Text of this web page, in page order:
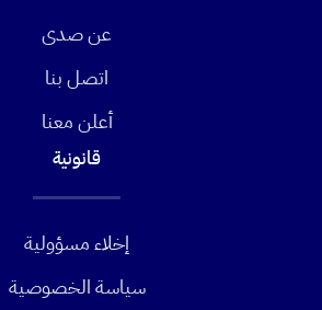
عن صدى
اتصل بنا
أعلن معنا
قانونية
إخلاء مسؤولية
سياسة الخصوصية